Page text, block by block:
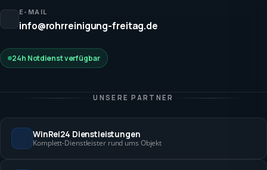
E-MAIL
info@rohrreinigung-freitag.de
24h Notdienst verfügbar
UNSERE PARTNER
WinRei24 Dienstleistungen
Komplett-Dienstleister rund ums Objekt